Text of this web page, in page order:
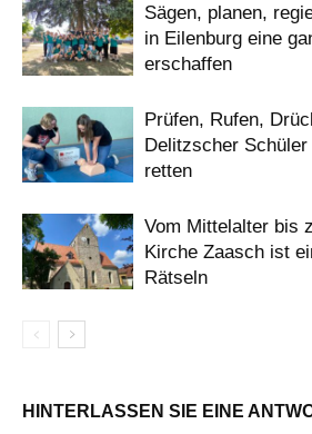
Sägen, planen,
in Eilenburg eine
erschaffen
Prüfen, Rufen,
Delitzscher
retten
Vom Mittelalter bis
Kirche Zaasch ist
Rätseln
HINTERLASSEN SIE EINE